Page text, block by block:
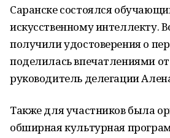
Саранске состоялся
искусственному интеллекту.
получили удостоверения о
поделилась впечатлениями
руководитель делегации
Также для участников была
обширная культурная